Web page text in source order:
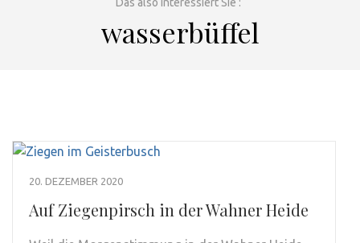
wasserbüffel
20. DEZEMBER 2020
Auf Ziegenpirsch in der Wahner Heide